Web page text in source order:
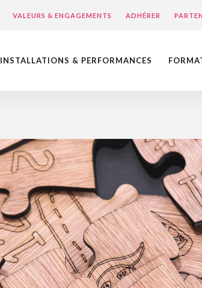
VALEURS & ENGAGEMENTS ADHÉRER
INSTALLATIONS & PERFORMANCES